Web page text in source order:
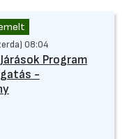
08:04
Program
-